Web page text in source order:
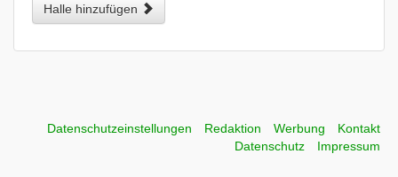
Halle hinzufügen
Datenschutzeinstellungen Redaktion Werbung
Kontakt
Datenschutz
Impressum